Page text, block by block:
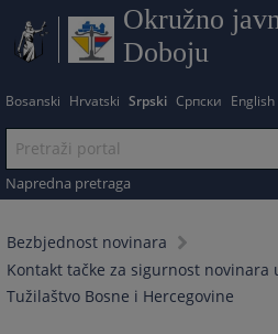
Okružno
Doboju
Bosanski Hrvatski Srpski Српски English
Napredna pretraga
Bezbjednost novinara
Kontakt tačke za sigurnost novinara
Tužilaštvo Bosne i Hercegovine